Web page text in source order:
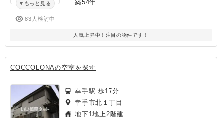
もっと見る
83人検討中
築54年
人気上昇中！注目の物件です！
COCCOLONAの空室を探す
幸手駅 歩17分
幸手市北１丁目
地下1地上2階建